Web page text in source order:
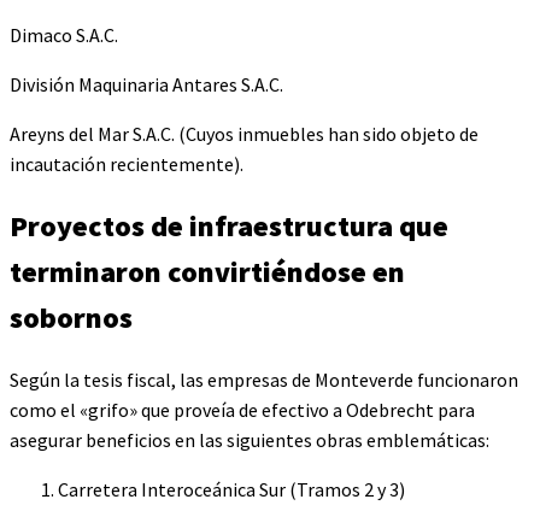
Dimaco S.A.C.
División Maquinaria Antares S.A.C.
Areyns del Mar S.A.C. (Cuyos inmuebles han sido objeto de
incautación recientemente).
Proyectos de infraestructura que
terminaron convirtiéndose en
sobornos
Según la tesis fiscal, las empresas de Monteverde funcionaron
como el «grifo» que proveía de efectivo a Odebrecht para
asegurar beneficios en las siguientes obras emblemáticas:
Carretera Interoceánica Sur (Tramos 2 y 3)